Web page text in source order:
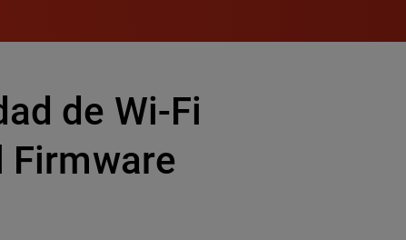
de Wi-Fi
Firmware